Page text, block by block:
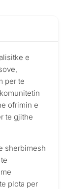
e
per te
ofrimin e
te gjithe
sherbimesh
plota per